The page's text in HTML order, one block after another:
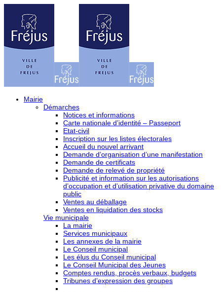
Mairie
Démarches
Notices et informations
Carte nationale d’identité – Passeport
Etat-civil
Inscription sur les listes électorales
Accueil du nouvel arrivant
Demande d’organisation d’une manifestation
Demande de certificats
Demande de relevé de propriété
Publicité et information sur les autorisations
d’occupation et d’utilisation privative du domaine
public
Ventes au déballage
Ventes en liquidation des stocks
Vie municipale
La mairie
Services municipaux
Les annexes de la mairie
Le Conseil municipal
Les élus du Conseil municipal
Le Conseil Municipal des Jeunes
Comptes rendus, procès verbaux, budgets
Tribunes d’expression des groupes